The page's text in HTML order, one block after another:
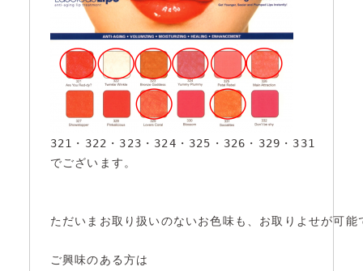
321・322・323・324・325・326・329・331
でございます。
ただいまお取り扱いのないお色味も、お取りよせが可能
ご興味のある方は